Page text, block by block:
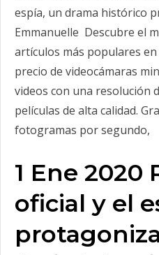
espía, un drama histórico
Emmanuelle Descubre el
artículos más populares
precio de videocámaras
videos con una resolución
películas de alta calidad.
fotogramas por segundo,
1 Ene 2020
oficial y el